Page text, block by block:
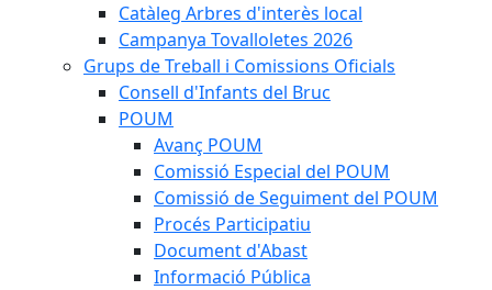
Catàleg Arbres d'interès local
Campanya Tovalloletes 2026
Grups de Treball i Comissions Oficials
Consell d'Infants del Bruc
POUM
Avanç POUM
Comissió Especial del POUM
Comissió de Seguiment del POUM
Procés Participatiu
Document d'Abast
Informació Pública